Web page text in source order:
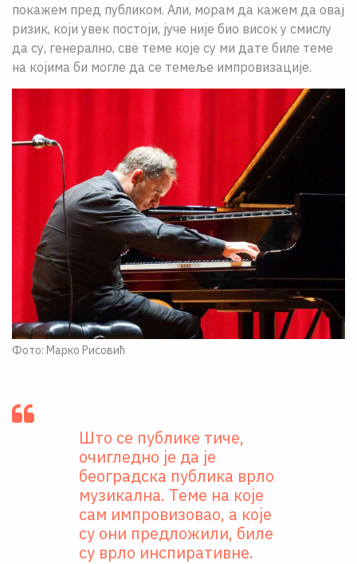
покажем пред публиком. Али, морам да кажем да овај
ризик, који увек постоји, јуче није био висок у смислу
да су, генерално, све теме које су ми дате биле теме
на којима би могле да се темеље импровизације.
Фото: Марко Рисовић
Што се публике тиче,
очигледно је да је
београдска публика врло
музикална. Теме на које
сам импровизовао, а које
су они предложили, биле
су врло инспиративне.